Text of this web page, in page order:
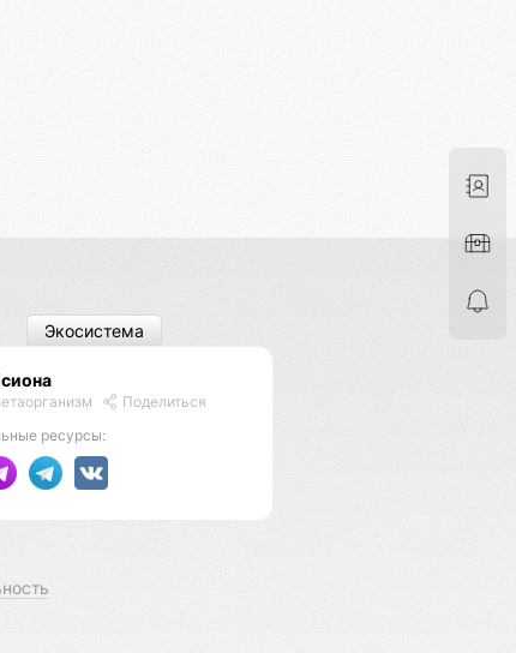
Поделиться
ресурсы:
Экосистема